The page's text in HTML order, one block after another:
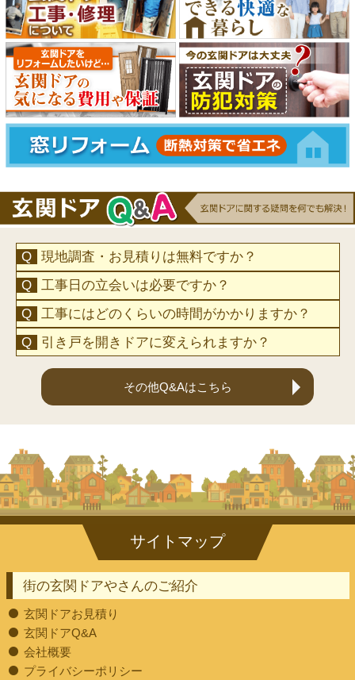
現地調査・お見積りは無料ですか？
工事日の立会いは必要ですか？
工事にはどのくらいの時間がかかりますか？
引き戸を開きドアに変えられますか？
その他Q&Aはこちら
街の玄関ドアやさんのご紹介
玄関ドアお見積り
玄関ドアQ&A
会社概要
プライバシーポリシー